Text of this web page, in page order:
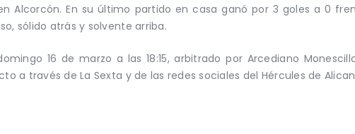
Alcorcón. En su último partido en casa ganó por 3 goles a 0
sólido atrás y solvente arriba.
16 de marzo a las 18:15, arbitrado por Arcediano
a través de La Sexta y de las redes sociales del Hércules de